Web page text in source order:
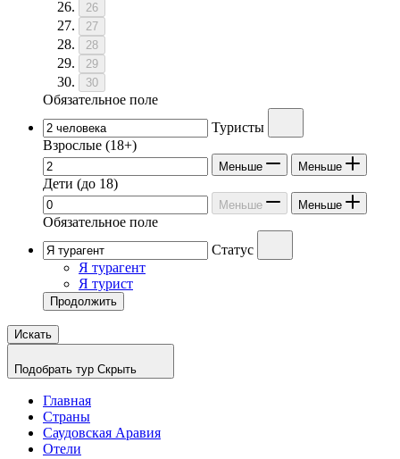
26
27
28
29
30
Обязательное поле
Туристы
Взрослые (18+)
Меньше Меньше
Дети (до 18)
Меньше Меньше
Обязательное поле
Статус
Я турагент
Я турист
Продолжить
Искать
Подобрать тур Скрыть
Главная
Страны
Саудовская Аравия
Отели